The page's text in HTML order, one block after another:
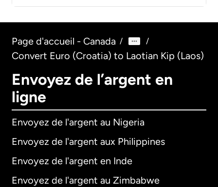
Page d'accueil - Canada / /
Convert Euro (Croatia) to Laotian Kip (Laos)
Envoyez de l’argent en
ligne
Envoyez de l'argent au Nigeria
Envoyez de l'argent aux Philippines
Envoyez de l'argent en Inde
Envoyez de l'argent au Zimbabwe